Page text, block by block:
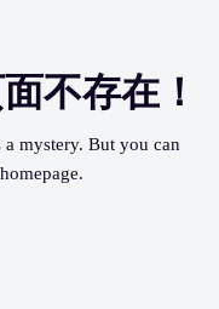
不存在！
mystery. But you can